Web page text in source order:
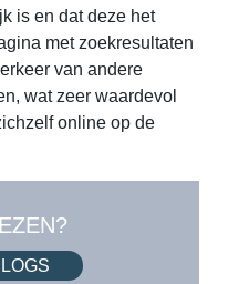
is en dat deze het
met zoekresultaten
van andere
wat zeer waardevol
online op de